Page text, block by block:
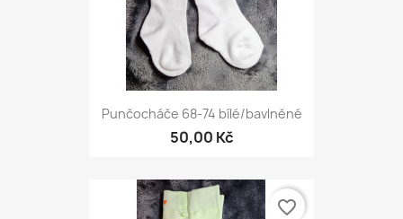
Punčocháče 68-74 bílé/bavlněné
50,00 Kč
favorite_border